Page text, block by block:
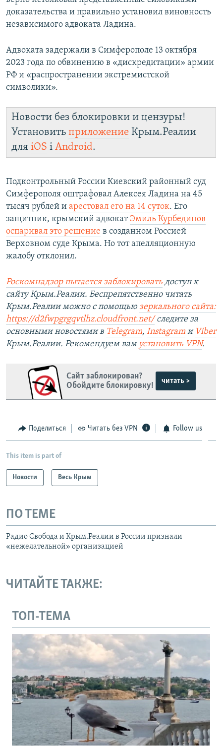
доказательства и правильно установил виновность
независимого адвоката Ладина.
Адвоката задержали в Симферополе 13 октября
2023 года по обвинению в «дискредитации» армии
РФ и «распространении экстремистской
символики».
Новости без блокировки и цензуры!
Установить приложение Крым.Реалии
для iOS і Android.
Подконтрольный России Киевский районный суд
Симферополя оштрафовал Алексея Ладина на 45
тысяч рублей и арестовал его на 14 суток. Его
защитник, крымский адвокат Эмиль Курбединов
оспаривал это решение в созданном Россией
Верховном суде Крыма. Но тот апелляционную
жалобу отклонил.
Роскомнадзор пытается заблокировать доступ к
сайту Крым.Реалии. Беспрепятственно читать
Крым.Реалии можно с помощью зеркального сайта:
https://d2fwpgrgqvtlhz.cloudfront.net/следите за
основными новостями в Telegram, Instagram и Viber
Крым.Реалии. Рекомендуем вам установить VPN.
Сайт заблокирован?
Обойдите блокировку!
читать >
Поделиться Читать без VPN Follow us
This item is part of
Новости Весь Крым
ПО ТЕМЕ
Радио Свобода и Крым.Реалии в России признали
«нежелательной» организацией
ЧИТАЙТЕ ТАКЖЕ:
ТОП-ТЕМА